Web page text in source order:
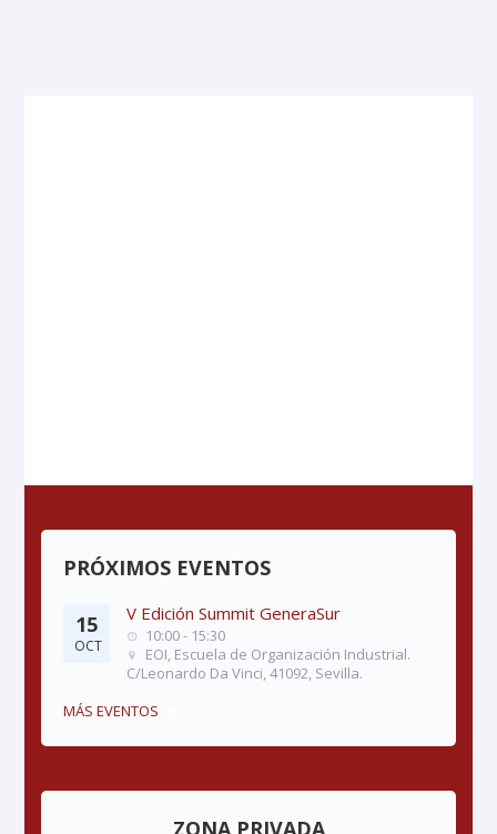
PRÓXIMOS EVENTOS
15
OCT
V Edición Summit GeneraSur
10:00 - 15:30
EOI, Escuela de Organización Industrial.
C/Leonardo Da Vinci, 41092, Sevilla.
MÁS EVENTOS
ZONA PRIVADA